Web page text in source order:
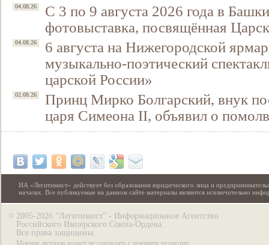
04.08.26
С 3 по 9 августа 2026 года в
фотовыставка, посвящённая
04.08.26
6 августа на Нижегородской
музыкально-поэтический
царской России»
02.08.26
Принц Мирко Болгарский, внук
царя Симеона II, объявил о
ИА «Легитимист» действует без образования юридического лица и
началах. Все публикуемые на данном сайте материалы являются исключительно
© 2005-2026 “Легитимист” - Информационное Агентство
Российского Имперского Союза-Ордена.
Все права защищены.
Мнение авторов может не совпадать с мнением редакции.